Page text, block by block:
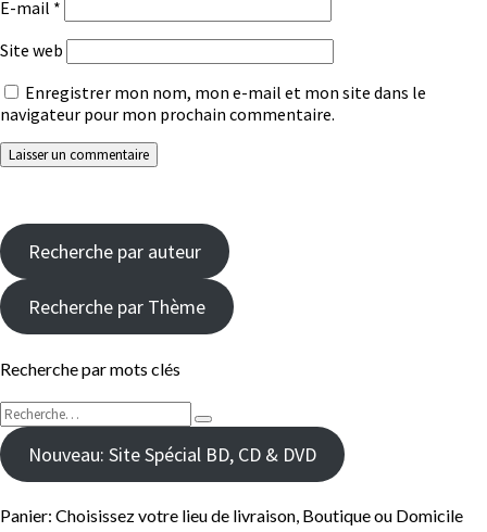
E-mail *
Site web
Enregistrer mon nom, mon e-mail et mon site dans le
navigateur pour mon prochain commentaire.
Recherche par auteur
Recherche par Thème
Recherche par mots clés
Rechercher :
Recherche
Nouveau: Site Spécial BD, CD & DVD
Panier: Choisissez votre lieu de livraison, Boutique ou Domicile